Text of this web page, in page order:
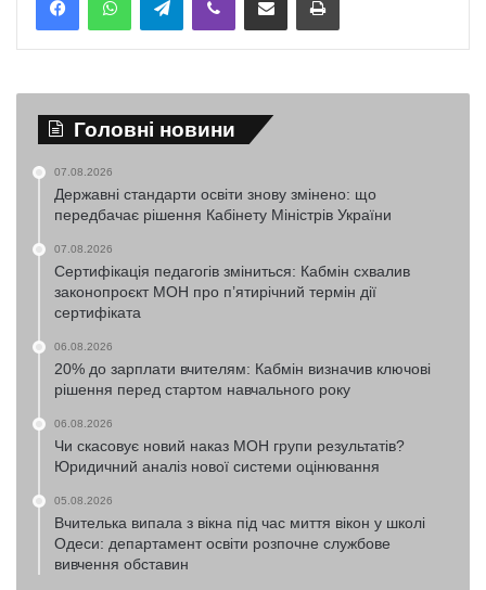
Головні новини
07.08.2026
Державні стандарти освіти знову змінено: що
передбачає рішення Кабінету Міністрів України
07.08.2026
Сертифікація педагогів зміниться: Кабмін схвалив
законопроєкт МОН про п’ятирічний термін дії
сертифіката
06.08.2026
20% до зарплати вчителям: Кабмін визначив ключові
рішення перед стартом навчального року
06.08.2026
Чи скасовує новий наказ МОН групи результатів?
Юридичний аналіз нової системи оцінювання
05.08.2026
Вчителька випала з вікна під час миття вікон у школі
Одеси: департамент освіти розпочне службове
вивчення обставин